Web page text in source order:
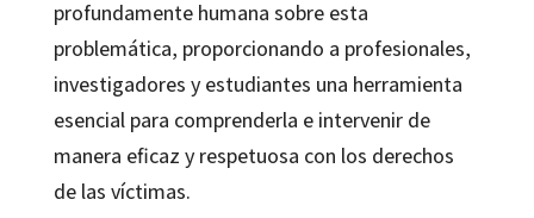
profundamente humana sobre esta
problemática, proporcionando a profesionales,
investigadores y estudiantes una herramienta
esencial para comprenderla e intervenir de
manera eficaz y respetuosa con los derechos
de las víctimas.